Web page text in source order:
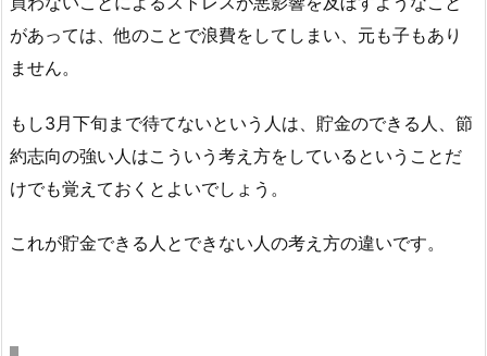
があっては、他のことで浪費をしてしまい、元も子もあり
ません。
もし3月下旬まで待てないという人は、貯金のできる人、節
約志向の強い人はこういう考え方をしているということだ
けでも覚えておくとよいでしょう。
これが貯金できる人とできない人の考え方の違いです。